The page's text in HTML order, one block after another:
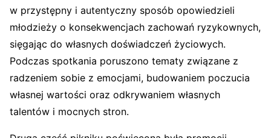
w przystępny i autentyczny sposób opowiedzieli
młodzieży o konsekwencjach zachowań ryzykownych,
sięgając do własnych doświadczeń życiowych.
Podczas spotkania poruszono tematy związane z
radzeniem sobie z emocjami, budowaniem poczucia
własnej wartości oraz odkrywaniem własnych
talentów i mocnych stron.